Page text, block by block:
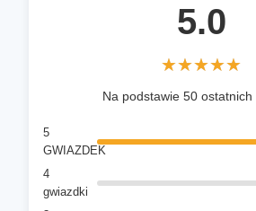
5.0
★★★★★
★★★★★
Na podstawie 50 ostatnich
5
GWIAZDEK
4
gwiazdki